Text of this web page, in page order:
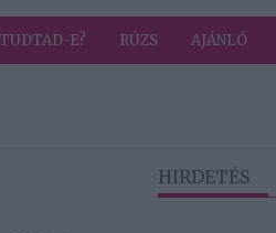
TUDTAD-E? RÚZS AJÁNLÓ
HIRDETÉS